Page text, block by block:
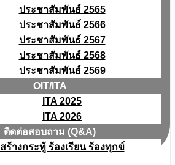
ประชาสัมพันธ์ 2565
ประชาสัมพันธ์ 2566
ประชาสัมพันธ์ 2567
ประชาสัมพันธ์ 2568
ประชาสัมพันธ์ 2569
OIT/ITA
ITA 2025
ITA 2026
ติดต่อสอบถาม (Q&A)
สร้างกระทู้ ร้องเรียน ร้องทุกข์